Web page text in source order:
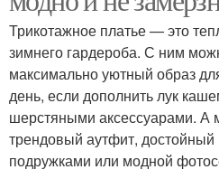
Трикотажное платье — это
зимнего гардероба. С ним
максимально уютный образ
день, если дополнить лук
шерстяными аксессуарами. А
трендовый аутфит, достойный
подружками или модной